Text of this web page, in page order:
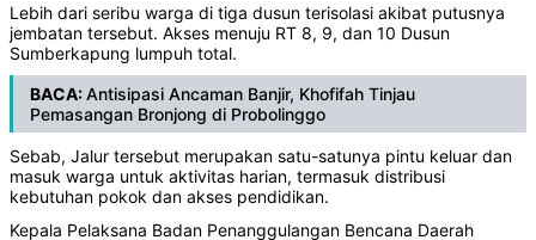
‎‎Lebih dari seribu warga di tiga dusun terisolasi akibat putusnya
jembatan tersebut. Akses menuju RT 8, 9, dan 10 Dusun
Sumberkapung lumpuh total.
BACA:Antisipasi Ancaman Banjir, Khofifah Tinjau
Pemasangan Bronjong di Probolinggo
Sebab, Jalur tersebut merupakan satu-satunya pintu keluar dan
masuk warga untuk aktivitas harian, termasuk distribusi
kebutuhan pokok dan akses pendidikan.
‎Kepala Pelaksana Badan Penanggulangan Bencana Daerah